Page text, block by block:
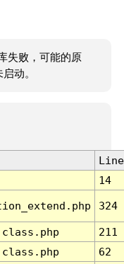
失败，可能的原
动。
Line
14
324
211
62